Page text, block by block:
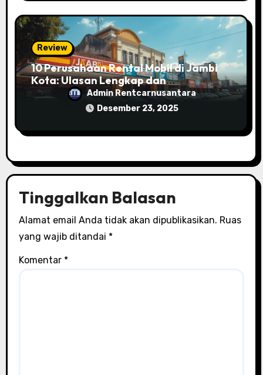
Review
10 Perusahaan Rental Mobil di Jambi
Kota: Ulasan Lengkap dan
Perbandingan Layanannya
Admin Rentcarnusantara
Desember 23, 2025
Tinggalkan Balasan
Alamat email Anda tidak akan dipublikasikan. Ruas
yang wajib ditandai *
Komentar *